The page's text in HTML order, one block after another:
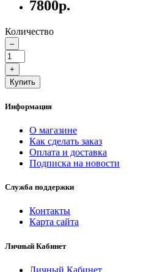
7800р.
Количество
–
+
Купить
Информация
О магазине
Как сделать заказ
Оплата и доставка
Подписка на новости
Служба поддержки
Контакты
Карта сайта
Личный Кабинет
Личный Кабинет